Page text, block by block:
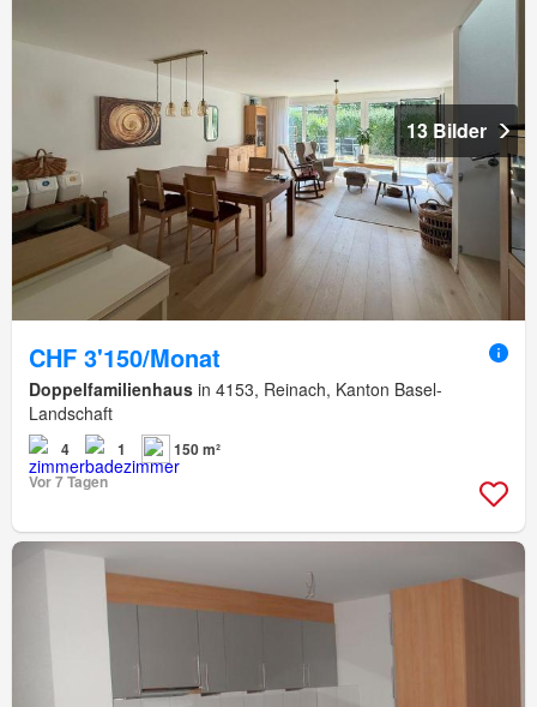
13 Bilder
CHF 3'150/Monat
Doppelfamilienhaus in 4153, Reinach, Kanton Basel-
Landschaft
4 1
150 m²
Vor 7 Tagen